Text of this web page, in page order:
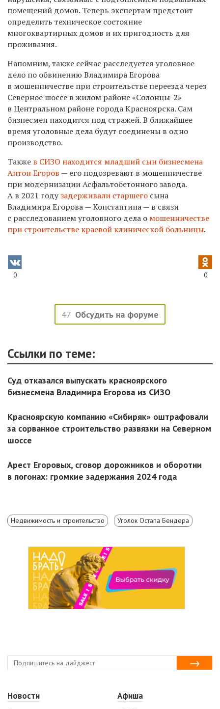
помещений домов. Теперь экспертам предстоит
определить техническое состояние
многоквартирных домов и их пригодность для
проживания.
Напомним, также сейчас расследуется уголовное
дело по обвинению Владимира Егорова
в мошенничестве при строительстве переезда через
Северное шоссе в жилом районе «Солонцы-2»
в Центральном районе города Красноярска. Сам
бизнесмен находится под стражей. В ближайшее
время уголовные дела будут соединены в одно
производство.
Также в СИЗО находится младший сын бизнесмена
Антон Егоров — его подозревают в мошенничестве
при модернизации Асфальтобетонного завода.
А в 2021 годузадерживали старшего сына
Владимира Егорова — Константина — в связи
с расследованием уголовного дела о мошенничестве
при строительстве краевой клинической больницы.
0 0
47 Обсудить на форуме
Ссылки по теме:
Суд отказался выпускать красноярского
бизнесмена Владимира Егорова из СИЗО
Красноярскую компанию «Сибиряк» оштрафовали
за сорванное строительство развязки на Северном
шоссе
Арест Егоровых, сговор дорожников и оборотни
в погонах: громкие задержания 2024 года
Недвижимость и строительство Уголок Остапа Бендера
Новости
Афиша